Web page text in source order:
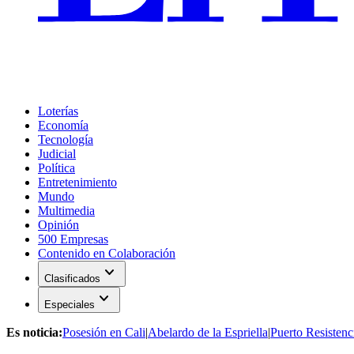
Loterías
Economía
Tecnología
Judicial
Política
Entretenimiento
Mundo
Multimedia
Opinión
500 Empresas
Contenido en Colaboración
Clasificados expand_more
Especiales expand_more
Es noticia:Posesión en Cali|Abelardo de la Espriella|Puerto